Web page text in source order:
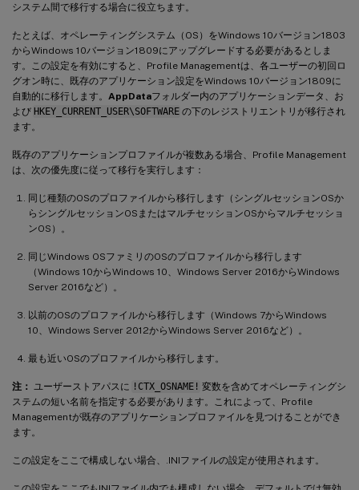
システム間で移行する場合に役立ちます。
たとえば、オペレーティングシステム（OS）をWindows 10バージョン1803
からWindows 10バージョン1809にアップグレードする必要があるとしま
す。この設定を有効にすると、Profile Managementは、各ユーザーの初回ロ
グオン時に、既存のアプリケーション設定をWindows 10バージョン1809に
自動的に移行します。 AppDataフォルダー内のアプリケーションデータ、お
よび HKEY_CURRENT_USER\SOFTWARE の下のレジストリエントリが移行され
ます。
既存のアプリケーションプロファイルが複数ある場合、Profile Management
は、次の優先度に従って移行を実行します：
同じ種類のOSのプロファイルから移行します（シングルセッションOSか
らシングルセッションOSまたはマルチセッションOSからマルチセッショ
ンOS）。
同じWindows OSファミリのOSのプロファイルから移行します
（Windows 10からWindows 10、Windows Server 2016からWindows
Server 2016など）。
以前のOSのプロファイルから移行します（Windows 7からWindows
10、Windows Server 2012からWindows Server 2016など）。
最も近いOSのプロファイルから移行します。
注： ユーザーストアパスに !CTX_OSNAME! 変数を含めてオペレーティングシ
ステムの短い名前を指定する必要があります。これによって、Profile
Managementが既存のアプリケーションプロファイルを見つけることができ
ます。
この設定をここで構成しない場合、.INIファイルの設定が使用されます。